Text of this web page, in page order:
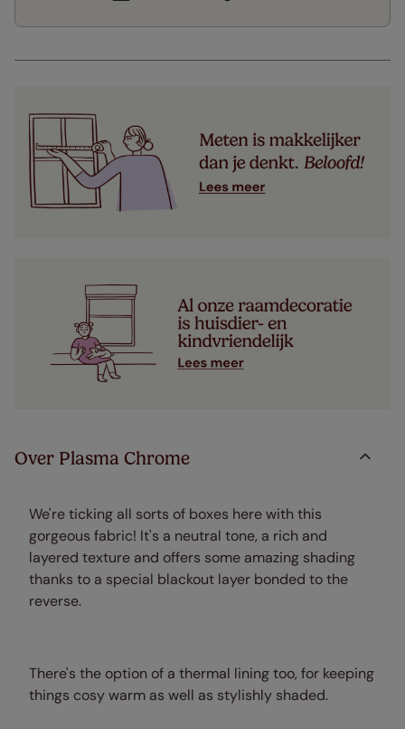
Over Plasma Chrome
We're ticking all sorts of boxes here with this
gorgeous fabric! It's a neutral tone, a rich and
layered texture and offers some amazing shading
thanks to a special blackout layer bonded to the
reverse.
There's the option of a thermal lining too, for keeping
things cosy warm as well as stylishly shaded.